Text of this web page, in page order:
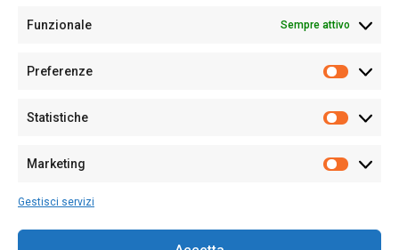
Funzionale Sempre attivo
Preferenze
Statistiche
Marketing
Gestisci servizi
Sede:Via Cristoforo Colombo 09013 Carbonia
Partita IVA02270380922
128/2020 del 10/02/2020
Per la Pubblicità: